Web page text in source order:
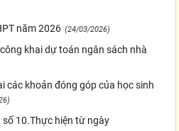
năm 2026 (24/03/2026)
khai dự toán ngân sách nhà
các khoản đóng góp của học sinh
10.Thực hiện từ ngày